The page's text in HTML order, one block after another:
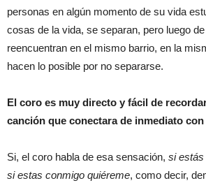
personas en algún momento de su vida
cosas de la vida, se separan, pero luego
reencuentran en el mismo barrio, en la
hacen lo posible por no separarse.
El coro es muy directo y fácil de
canción que conectara de inmediato
Si, el coro habla de esa sensación, si estás
si estas conmigo quiéreme, como decir,